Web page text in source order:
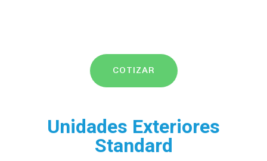
COTIZAR
Unidades Exteriores
Standard